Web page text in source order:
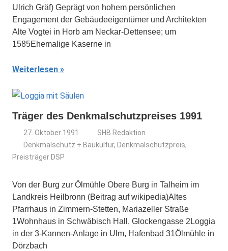
Ulrich Gräf) Geprägt von hohem persönlichen
Engagement der Gebäudeeigentümer und Architekten
Alte Vogtei in Horb am Neckar-Dettensee; um
1585Ehemalige Kaserne in
Weiterlesen
Träger des Denkmalschutzpreises 1991
27. Oktober 1991
SHB Redaktion
Denkmalschutz + Baukultur, Denkmalschutzpreis,
Preisträger DSP
Von der Burg zur Ölmühle Obere Burg in Talheim im
Landkreis Heilbronn (Beitrag auf wikipedia)Altes
Pfarrhaus in Zimmern-Stetten, Mariazeller Straße
1Wohnhaus in Schwäbisch Hall, Glockengasse 2Loggia
in der 3-Kannen-Anlage in Ulm, Hafenbad 31Ölmühle in
Dörzbach